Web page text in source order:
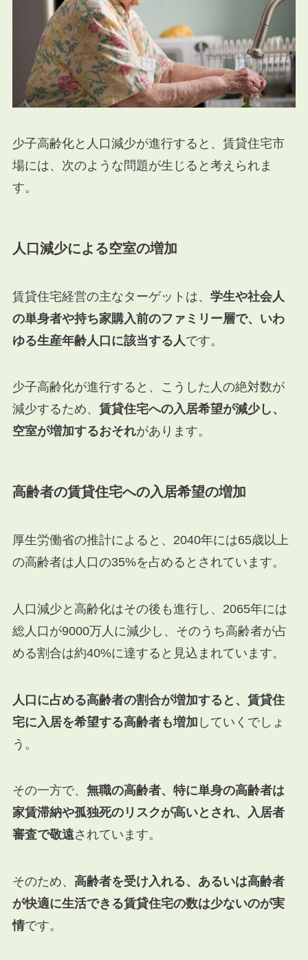
少子高齢化と人口減少が進行すると、賃貸住宅市
場には、次のような問題が生じると考えられま
す。
人口減少による空室の増加
賃貸住宅経営の主なターゲットは、 学生や社会人
の単身者や持ち家購入前のファミリー層で、いわ
ゆる生産年齢人口に該当する人 です。
少子高齢化が進行すると、こうした人の絶対数が
減少するため、 賃貸住宅への入居希望が減少し、
空室が増加するおそれがあります。
高齢者の賃貸住宅への入居希望の増加
厚生労働省の推計によると、2040年には65歳以上
の高齢者は人口の35%を占めるとされています。
人口減少と高齢化はその後も進行し、2065年には
総人口が9000万人に減少し、そのうち高齢者が占
める割合は約40%に達すると見込まれています。
人口に占める高齢者の割合が増加すると、賃貸住
宅に入居を希望する高齢者も増加 していくでしょ
う。
その一方で、 無職の高齢者、特に単身の高齢者は
家賃滞納や孤独死のリスクが高いとされ、入居者
審査で敬遠されています。
そのため、 高齢者を受け入れる、あるいは高齢者
が快適に生活できる賃貸住宅の数は少ないのが実
情です。